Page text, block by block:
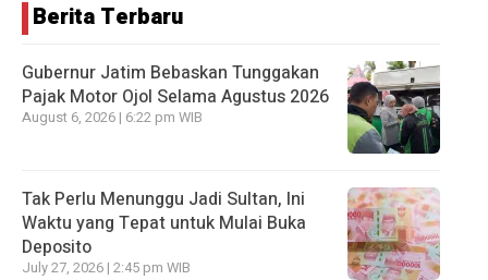
Berita Terbaru
Gubernur Jatim Bebaskan Tunggakan
Pajak Motor Ojol Selama Agustus 2026
August 6, 2026 | 6:22 pm WIB
Tak Perlu Menunggu Jadi Sultan, Ini
Waktu yang Tepat untuk Mulai Buka
Deposito
July 27, 2026 | 2:45 pm WIB